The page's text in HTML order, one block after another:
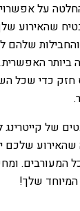
על
שהאירוע
והחבילות
חזק כדי שכל
של קייטרינג
שהאירוע שלכם
המעורבים.
המיוחד שלך!